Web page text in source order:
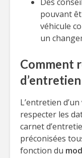
pouvant
véhicule
un
Comment
d’entretien
L’entretien
respecter les
carnet
préconisées
fonction du